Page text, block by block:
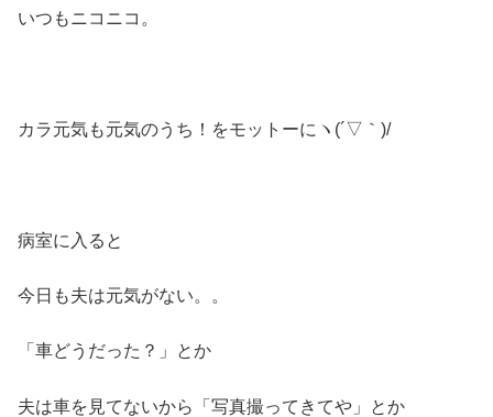
いつもニコニコ。
カラ元気も元気のうち！をモットーにヽ(´▽｀)/
病室に入ると
今日も夫は元気がない。。
「車どうだった？」とか
夫は車を見てないから「写真撮ってきてや」とか